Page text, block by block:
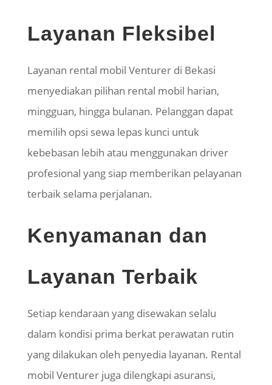
Layanan Fleksibel
Layanan rental mobil Venturer di Bekasi
menyediakan pilihan rental mobil harian,
mingguan, hingga bulanan. Pelanggan dapat
memilih opsi sewa lepas kunci untuk
kebebasan lebih atau menggunakan driver
profesional yang siap memberikan pelayanan
terbaik selama perjalanan.
Kenyamanan dan
Layanan Terbaik
Setiap kendaraan yang disewakan selalu
dalam kondisi prima berkat perawatan rutin
yang dilakukan oleh penyedia layanan. Rental
mobil Venturer juga dilengkapi asuransi,